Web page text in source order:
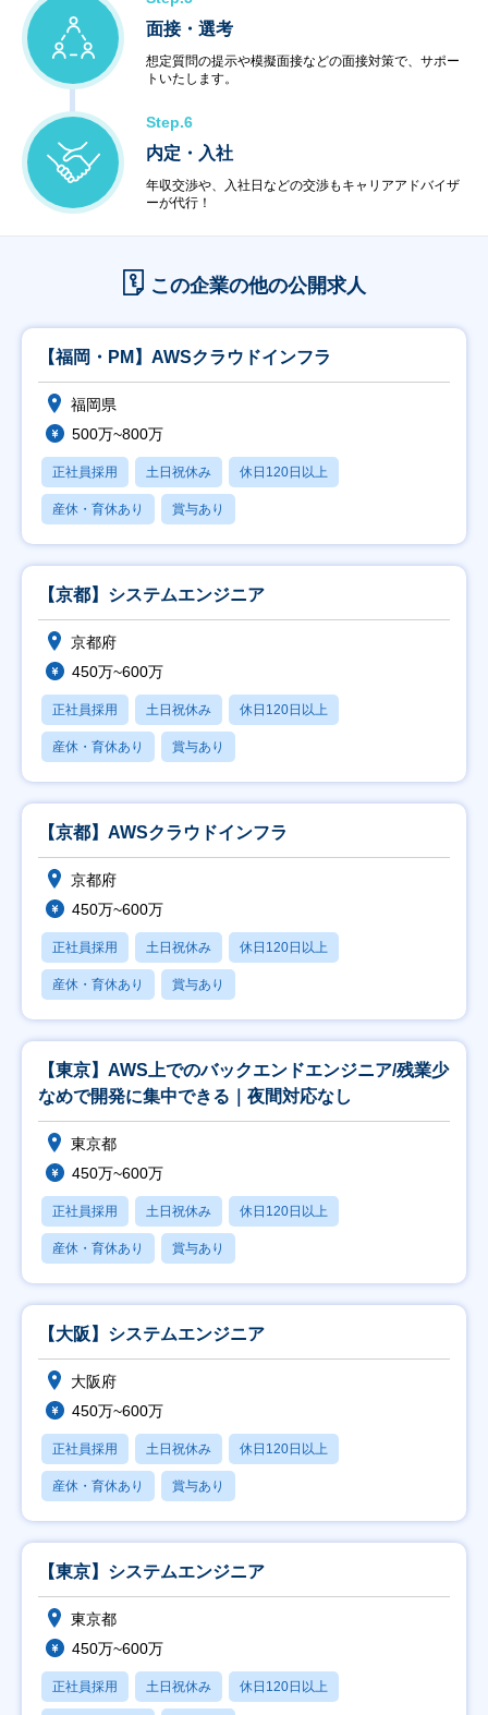
面接・選考
想定質問の提示や模擬面接などの面接対策で、サポー
トいたします。
Step.6
内定・入社
年収交渉や、入社日などの交渉もキャリアアドバイザ
ーが代行！
この企業の他の公開求人
【福岡・PM】AWSクラウドインフラ
福岡県
500万~800万
正社員採用 土日祝休み 休日120日以上
産休・育休あり 賞与あり
【京都】システムエンジニア
京都府
450万~600万
正社員採用 土日祝休み 休日120日以上
産休・育休あり 賞与あり
【京都】AWSクラウドインフラ
京都府
450万~600万
正社員採用 土日祝休み 休日120日以上
産休・育休あり 賞与あり
【東京】AWS上でのバックエンドエンジニア/残業少
なめで開発に集中できる｜夜間対応なし
東京都
450万~600万
正社員採用 土日祝休み 休日120日以上
産休・育休あり 賞与あり
【大阪】システムエンジニア
大阪府
450万~600万
正社員採用 土日祝休み 休日120日以上
産休・育休あり 賞与あり
【東京】システムエンジニア
東京都
450万~600万
正社員採用 土日祝休み 休日120日以上